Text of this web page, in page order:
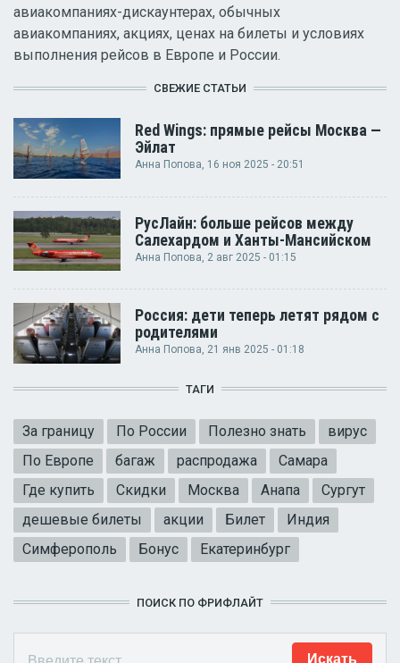
авиакомпаниях-дискаунтерах, обычных
авиакомпаниях, акциях, ценах на билеты и условиях
выполнения рейсов в Европе и России.
СВЕЖИЕ СТАТЬИ
Red Wings: прямые рейсы Москва —
Эйлат
Анна Попова, 16 ноя 2025 - 20:51
РусЛайн: больше рейсов между
Салехардом и Ханты-Мансийском
Анна Попова , 2 авг 2025 - 01:15
Россия: дети теперь летят рядом с
родителями
Анна Попова, 21 янв 2025 - 01:18
ТАГИ
За границу По России Полезно знать
вирус
По Европе
багаж распродажа
Самара
Где купить
Скидки Москва Анапа
Сургут
дешевые билеты
акции Билет
Индия
Симферополь
Бонус Екатеринбург
ПОИСК ПО ФРИФЛАЙТ